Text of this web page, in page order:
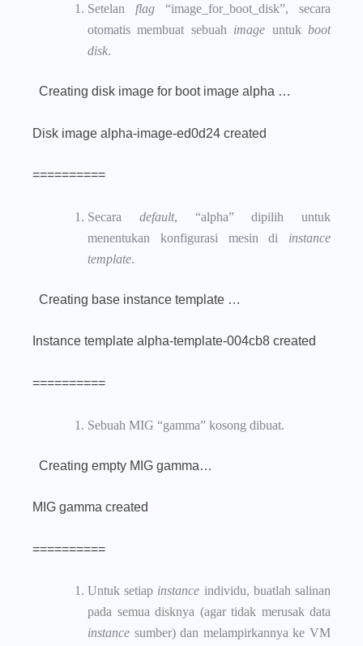
Setelan flag “image_for_boot_disk”, secara
otomatis membuat sebuah image untukboot
disk.
Creating disk image for boot image alpha …
Disk image alpha-image-ed0d24 created
==========
Secara default, “alpha” dipilih untuk
menentukan konfigurasi mesin di instance
template.
Creating base instance template …
Instance template alpha-template-004cb8 created
==========
Sebuah MIG “gamma” kosong dibuat.
Creating empty MIG gamma…
MIG gamma created
==========
Untuk setiap instance individu, buatlah salinan
pada semua disknya (agar tidak merusak data
instance sumber) dan melampirkannya ke VM